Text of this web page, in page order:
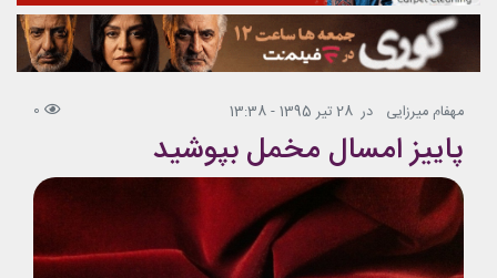
مهفام میرزایی در 28 تیر 1395 - 13:38 0
پاییز امسال مخمل بپوشید